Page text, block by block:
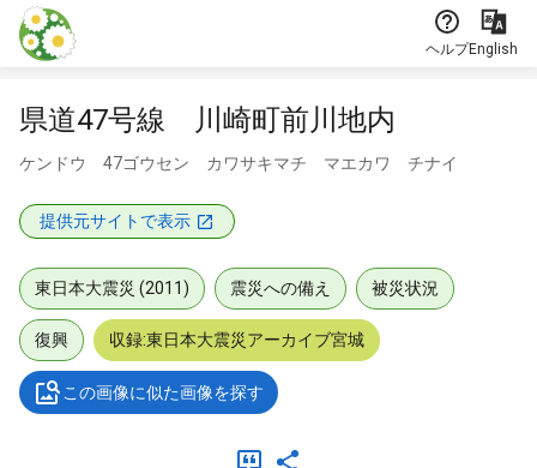
本文に飛ぶ
ヘルプEnglish
県道47号線 川崎町前川地内
ケンドウ 47ゴウセン カワサキマチ マエカワ チナイ
提供元サイトで表示
東日本大震災 (2011) 震災への備え 被災状況
復興 収録:東日本大震災アーカイブ宮城
この画像に似た画像を探す